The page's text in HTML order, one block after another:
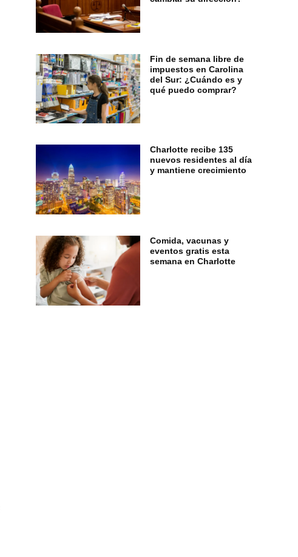
Fin de semana libre de
impuestos en Carolina
del Sur: ¿Cuándo es y
qué puedo comprar?
Charlotte recibe 135
nuevos residentes al día
y mantiene crecimiento
Comida, vacunas y
eventos gratis esta
semana en Charlotte